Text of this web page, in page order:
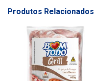
Produtos Relacionados